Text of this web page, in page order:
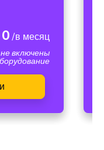
/в месяц
включены